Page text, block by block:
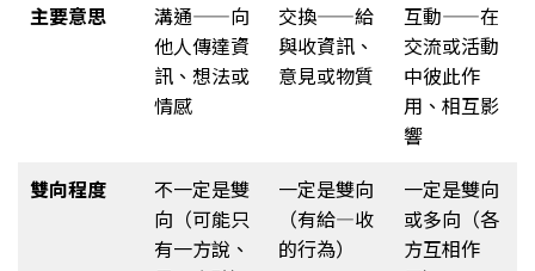
主要意思
溝通——向
他人傳達資
訊、想法或
情感
交換——給
與收資訊、
意見或物質
互動——在
交流或活動
中彼此作
用、相互影
響
雙向程度
不一定是雙
向（可能只
有一方說、
一定是雙向
（有給—收
的行為）
一定是雙向
或多向（各
方互相作